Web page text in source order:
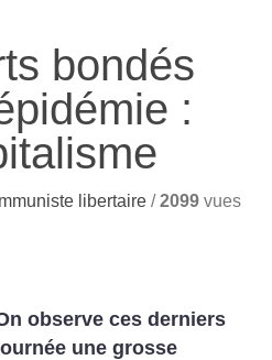
bondés
:
libertaire /2099 vues
observe ces derniers
une grosse